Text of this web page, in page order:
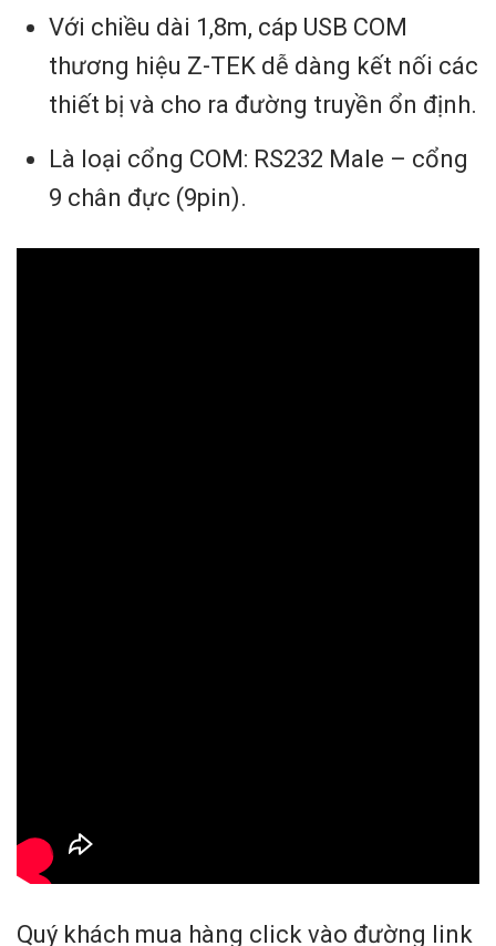
Với chiều dài 1,8m, cáp USB COM
thương hiệu Z-TEK dễ dàng kết nối các
thiết bị và cho ra đường truyền ổn định.
Là loại cổng COM: RS232 Male – cổng
9 chân đực (9pin).
Quý khách mua hàng click vào đường link